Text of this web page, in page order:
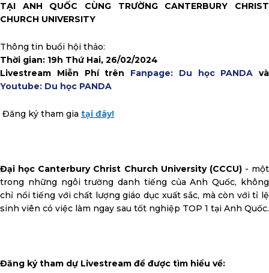
TẠI ANH QUỐC CÙNG TRƯỜNG CANTERBURY CHRIST
CHURCH UNIVERSITY
Thông tin buổi hội thảo:
Thời gian: 19h Thứ Hai, 26/02/2024
Livestream Miễn Phí trên Fanpage: Du học PANDA và
Youtube: Du học PANDA
Đăng ký tham gia tại đây!
Đại học Canterbury Christ Church University (CCCU)- một
trong những ngôi trường danh tiếng của Anh Quốc, không
chỉ nổi tiếng với chất lượng giáo dục xuất sắc, mà còn với tỉ lệ
sinh viên có việc làm ngay sau tốt nghiệp TOP 1 tại Anh Quốc.
Đăng ký tham dự Livestream để được tìm hiểu về: